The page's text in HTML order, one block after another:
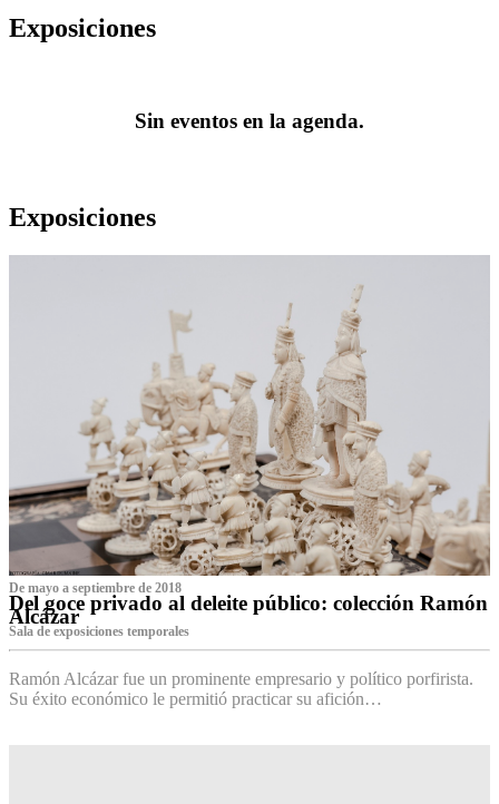
Exposiciones
Sin eventos en la agenda.
Exposiciones
De mayo a septiembre de 2018
Del goce privado al deleite público: colección Ramón
Alcázar
Sala de exposiciones temporales
Ramón Alcázar fue un prominente empresario y político porfirista.
Su éxito económico le permitió practicar su afición…